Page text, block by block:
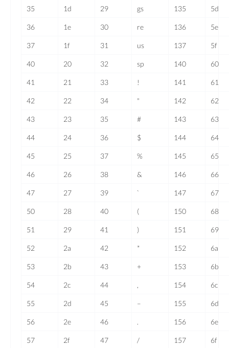
35 1d 29 gs 135 5d
36 1e 30 re 136 5e
37 1f 31 us 137 5f
40 20 32 sp 140 60
41 21 33 ! 141 61
42 22 34 " 142 62
43 23 35 # 143 63
44 24 36 $ 144 64
45 25 37 % 145 65
46 26 38 & 146 66
47 27 39 ` 147 67
50 28 40 ( 150 68
51 29 41 ) 151 69
52 2a 42 * 152 6a
53 2b 43 + 153 6b
54 2c 44 154 6c
55 2d 45 – 155 6d
56 2e 46 156 6e
57 2f 47 / 157 6f